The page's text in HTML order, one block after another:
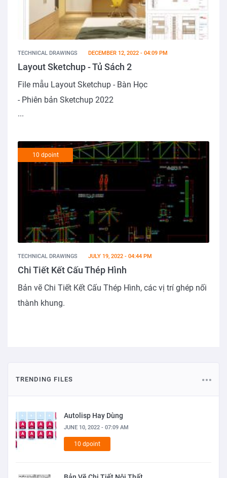
TECHNICAL DRAWINGS DECEMBER 12, 2022 - 04:09 PM
Layout Sketchup - Tủ Sách 2
File mẫu Layout Sketchup - Bàn Học
- Phiên bản Sketchup 2022
...
10 dpoint
TECHNICAL DRAWINGS JULY 19, 2022 - 04:44 PM
Chi Tiết Kết Cấu Thép Hình
Bản vẽ Chi Tiết Kết Cấu Thép Hình, các vị trí ghép nối
thành khung.
TRENDING FILES
Autolisp Hay Dùng
JUNE 10, 2022 - 07:09 AM
10 dpoint